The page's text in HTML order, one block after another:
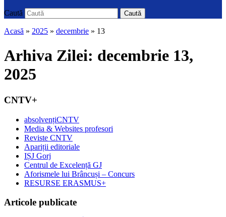
Caută Caută
Acasă » 2025 » decembrie » 13
Arhiva Zilei: decembrie 13,
2025
CNTV+
absolvențiCNTV
Media & Websites profesori
Reviste CNTV
Apariții editoriale
IȘJ Gorj
Centrul de Excelență GJ
Aforismele lui Brâncuși – Concurs
RESURSE ERASMUS+
Articole publicate